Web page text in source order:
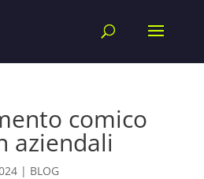
comico
aziendali
| BLOG